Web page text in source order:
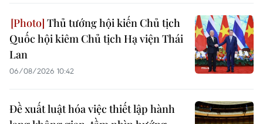
Thủ tướng hội kiến Chủ tịch
Quốc hội kiêm Chủ tịch Hạ viện Thái
Lan
06/08/2026 10:42
Đề xuất luật hóa việc thiết lập hành